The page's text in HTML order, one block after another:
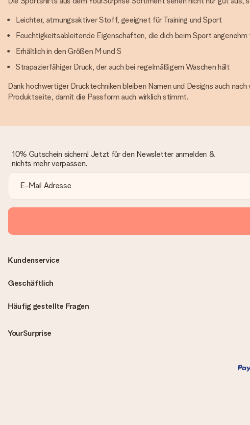
Leichter, atmungsaktiver Stoff, geeignet für Training und Sport
Feuchtigkeitsableitende Eigenschaften, die dich beim Sport angenehm
Erhältlich in den Größen M und S
Strapazierfähiger Druck, der auch bei regelmäßigem Waschen hält
Dank hochwertiger Drucktechniken bleiben Namen und Designs auch
Produktseite, damit die Passform auch wirklich stimmt.
10% Gutschein sichern! Jetzt für den Newsletter anmelden &
nichts mehr verpassen.
Häufig gestellte Fragen
YourSurprise
Kundenservice
Geschäftlich